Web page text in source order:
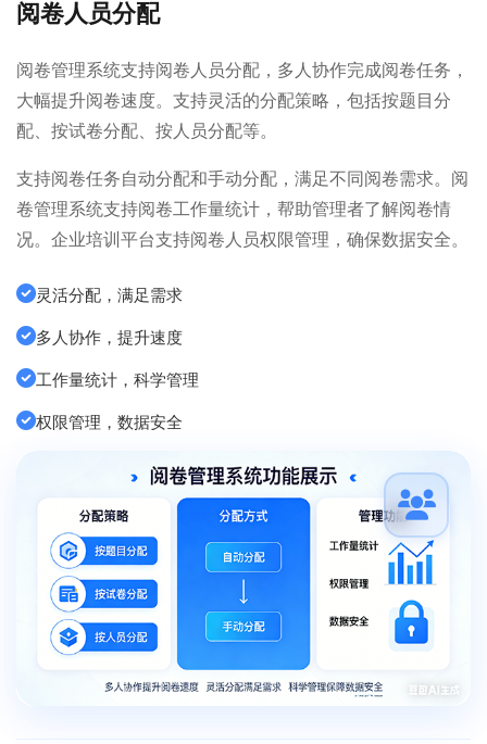
阅卷人员分配
阅卷管理系统支持阅卷人员分配，多人协作完成阅卷任务，
大幅提升阅卷速度。支持灵活的分配策略，包括按题目分
配、按试卷分配、按人员分配等。
支持阅卷任务自动分配和手动分配，满足不同阅卷需求。阅
卷管理系统支持阅卷工作量统计，帮助管理者了解阅卷情
况。企业培训平台支持阅卷人员权限管理，确保数据安全。
灵活分配，满足需求
多人协作，提升速度
工作量统计，科学管理
权限管理，数据安全